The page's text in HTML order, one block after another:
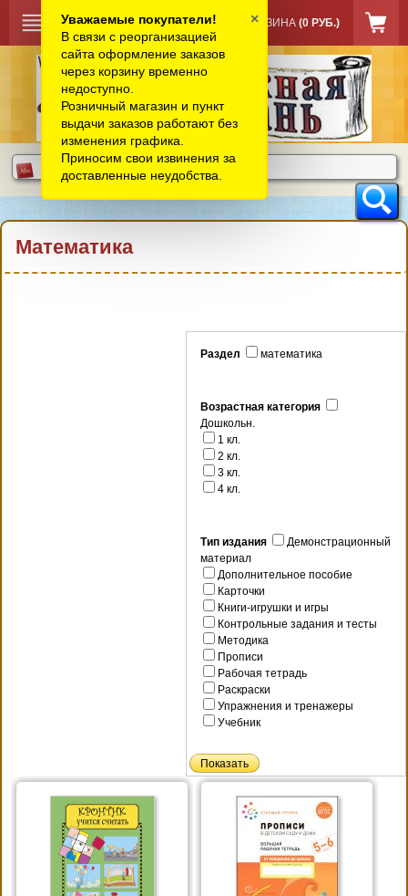
КОРЗИНА (0 РУБ.)
Математика
Раздел математика
Возрастная категория
Дошкольн.
1 кл.
2 кл.
3 кл.
4 кл.
Тип издания
Демонстрационный
материал
Дополнительное пособие
Карточки
Книги-игрушки и игры
Контрольные задания и тесты
Методика
Прописи
Рабочая тетрадь
Раскраски
Упражнения и тренажеры
Учебник
Уважаемые покупатели!
В связи с реорганизацией
сайта оформление заказов
через корзину временно
недоступно.
Розничный магазин и пункт
выдачи заказов работают без
изменения графика.
Приносим свои извинения за
доставленные неудобства.
×